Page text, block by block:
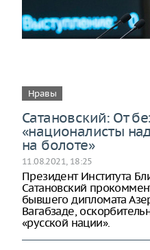
Нравы
Сатановский: От
«националисты
на болоте»
11.08.2021, 18:25
Президент Института
Сатановский
бывшего дипломата
Вагабзаде,
«русской нации».